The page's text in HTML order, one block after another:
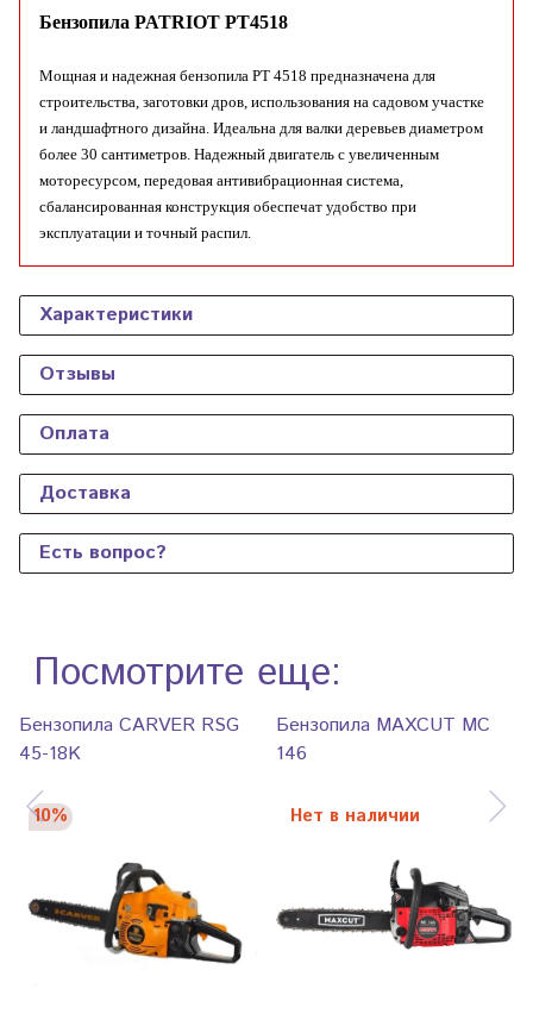
Бензопила PATRIOT РТ4518
Мощная и надежная бензопила РТ 4518 предназначена для
строительства, заготовки дров, использования на садовом участке
и ландшафтного дизайна. Идеальна для валки деревьев диаметром
более 30 сантиметров. Надежный двигатель с увеличенным
моторесурсом, передовая антивибрационная система,
сбалансированная конструкция обеспечат удобство при
эксплуатации и точный распил.
Характеристики
Отзывы
Оплата
Доставка
Есть вопрос?
Посмотрите еще:
Бензопила CARVER RSG
45-18K
10%
Бензопила MAXCUT MC
146
Нет в наличии